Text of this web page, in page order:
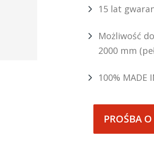
15 lat
Możliwość
2000 mm
100% MADE
PROŚBA